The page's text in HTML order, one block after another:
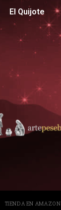
El Quijote
TIENDA EN AMAZON